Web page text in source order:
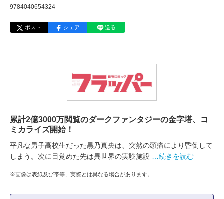
9784040654324
ポスト シェア 送る
累計2億3000万閲覧のダークファンタジーの金字塔、コ
ミカライズ開始！
平凡な男子高校生だった黒乃真央は、突然の頭痛により昏倒して
しまう。次に目覚めた先は異世界の実験施設
…続きを読む
※画像は表紙及び帯等、実際とは異なる場合があります。